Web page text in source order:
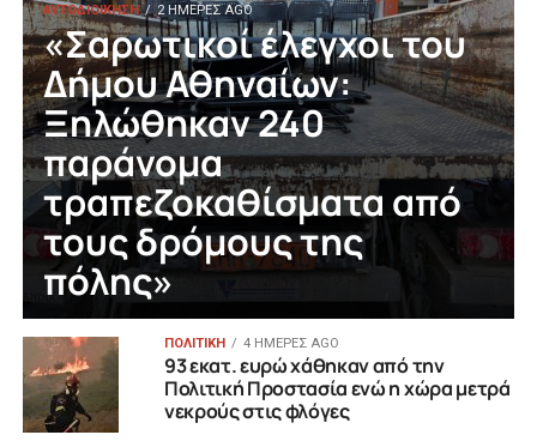
ΑΥΤΟΔΙΟΙΚΗΣΗ 2 ΗΜΈΡΕΣ AGO
«Σαρωτικοί έλεγχοι του
Δήμου Αθηναίων:
Ξηλώθηκαν 240
παράνομα
τραπεζοκαθίσματα από
τους δρόμους της
πόλης»
ΠΟΛΙΤΙΚΗ 4 ΗΜΈΡΕΣ AGO
93 εκατ. ευρώ χάθηκαν από την
Πολιτική Προστασία ενώ η χώρα μετρά
νεκρούς στις φλόγες